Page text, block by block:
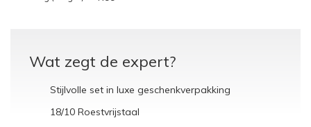
Wat zegt de expert?
Stijlvolle set in luxe geschenkverpakking
18/10 Roestvrijstaal